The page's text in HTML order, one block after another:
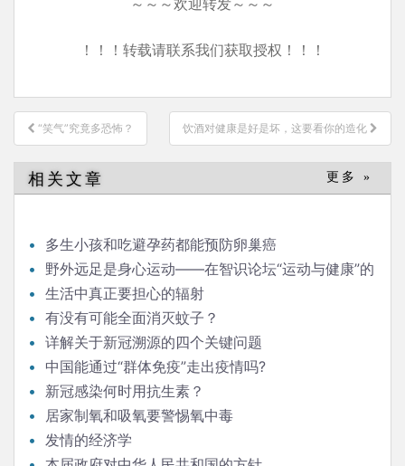
！！！转载请联系我们获取授权！！！
文
章
导
航
“笑气”究竟多恐怖？ 饮酒对健康是好是坏，这要看你的造化
相关文章 更多 »
多生小孩和吃避孕药都能预防卵巢癌
野外远足是身心运动——在智识论坛“运动与健康”的
发言生活中真正要担心的辐射
有没有可能全面消灭蚊子？
详解关于新冠溯源的四个关键问题
中国能通过“群体免疫”走出疫情吗?
新冠感染何时用抗生素？
居家制氧和吸氧要警惕氧中毒
发情的经济学